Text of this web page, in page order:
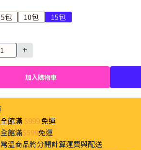
5包 10包 15包
+
加入購物車
館滿 $999免運
館滿$599免運
溫商品將分開計算運費與配送